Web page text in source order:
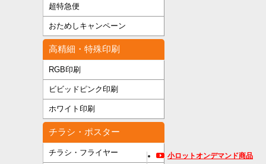
超特急便
おためしキャンペーン
高精細・特殊印刷
RGB印刷
ビビッドピンク印刷
ホワイト印刷
チラシ・ポスター
チラシ・フライヤー 小ロットオンデマンド商品